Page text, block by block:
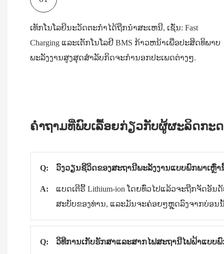
ເທັກໂນໂລຍີນະວັດຕະກໍາໄດ້ຖືກນໍາສະເຫນີ, ເຊັ່ນ: Fast
Charging ແລະເຕັກໂນໂລຢີ BMS ກ້າວຫນ້າເພື່ອປະສິດທິພາບ
ພະລັງງານສູງສຸດສໍາລັບກິດຈະກໍານອກປະເພດຕ່າງໆ.
ຄໍາຖາມທີ່ພົບເລື້ອຍກ່ຽວກັບຜູ້ຜະລິດກະດ
Q: ວົງວຽນຊີວິດຂອງສະຖານີພະລັງງານແບບພົກພາເຫຼົ່
A:
ແບດເຕີຣີ້ Lithium-ion ໂດຍທົ່ວໄປແລ້ວຈະຖືກຈັດອັ
ສະບັບຂອງທ່ານ, ແລະມັນຈະຄ່ອຍໆຫຼຸດລົງຈາກບ່ອນ
Q: ວິທີການເກັບຮັກສາແລະສາກໄຟສະຖານີໄຟຟ້າແບບພົ